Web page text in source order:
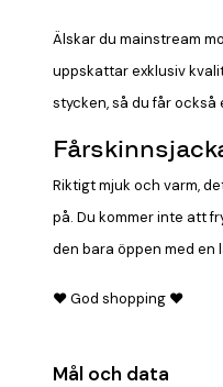
Älskar du mainstream
uppskattar exklusiv
stycken, så du får
Riktigt mjuk och varm,
på. Du kommer inte att
den bara öppen med en
♥ God shopping ♥
Mål och data